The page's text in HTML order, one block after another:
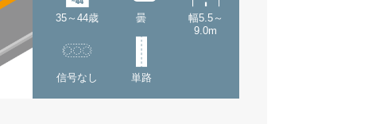
35～44歳 曇
幅5.5～
9.0m
信号なし 単路